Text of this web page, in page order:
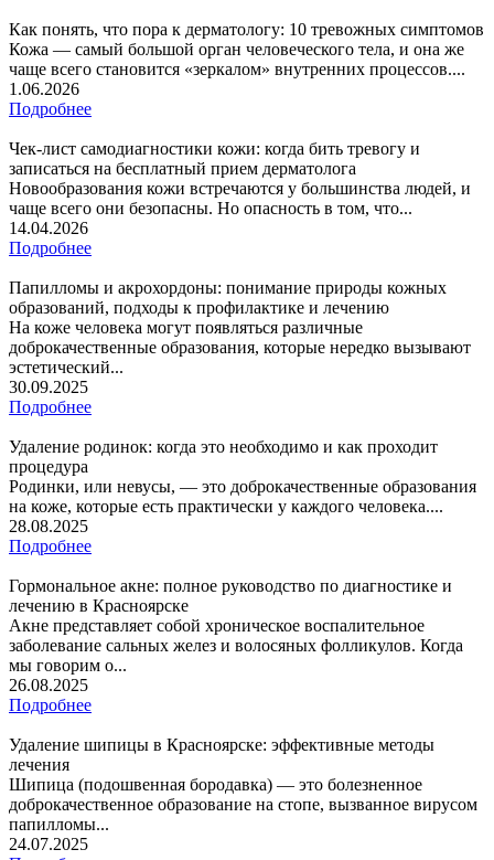
Как понять, что пора к дерматологу: 10 тревожных симптомов
Кожа — самый большой орган человеческого тела, и она же
чаще всего становится «зеркалом» внутренних процессов....
1.06.2026
Подробнее
Чек-лист самодиагностики кожи: когда бить тревогу и
записаться на бесплатный прием дерматолога
Новообразования кожи встречаются у большинства людей, и
чаще всего они безопасны. Но опасность в том, что...
14.04.2026
Подробнее
Папилломы и акрохордоны: понимание природы кожных
образований, подходы к профилактике и лечению
На коже человека могут появляться различные
доброкачественные образования, которые нередко вызывают
эстетический...
30.09.2025
Подробнее
Удаление родинок: когда это необходимо и как проходит
процедура
Родинки, или невусы, — это доброкачественные образования
на коже, которые есть практически у каждого человека....
28.08.2025
Подробнее
Гормональное акне: полное руководство по диагностике и
лечению в Красноярске
Акне представляет собой хроническое воспалительное
заболевание сальных желез и волосяных фолликулов. Когда
мы говорим о...
26.08.2025
Подробнее
Удаление шипицы в Красноярске: эффективные методы
лечения
Шипица (подошвенная бородавка) — это болезненное
доброкачественное образование на стопе, вызванное вирусом
папилломы...
24.07.2025